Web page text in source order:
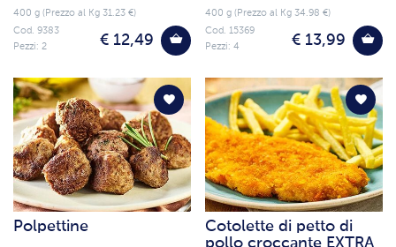
400 g (Prezzo al Kg 31.23 €)
€ 12,49
Cod. 9383
Pezzi: 2
400 g (Prezzo al Kg 34.98 €)
€ 13,99
Cod. 15369
Pezzi: 4
Polpettine
Cotolette di petto di
pollo croccante EXTRA